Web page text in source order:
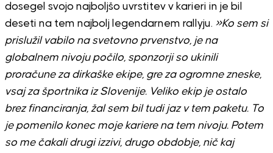
dosegel svojo najboljšo uvrstitev v karieri in je bil
deseti na tem najbolj legendarnem rallyju. »Ko sem si
prislužil vabilo na svetovno prvenstvo, je na
globalnem nivoju počilo, sponzorji so ukinili
proračune za dirkaške ekipe, gre za ogromne zneske,
vsaj za športnika iz Slovenije. Veliko ekip je ostalo
brez financiranja, žal sem bil tudi jaz v tem paketu. To
je pomenilo konec moje kariere na tem nivoju. Potem
so me čakali drugi izzivi, drugo obdobje, nič kaj